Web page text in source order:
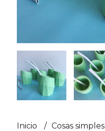
Inicio Cosas simples